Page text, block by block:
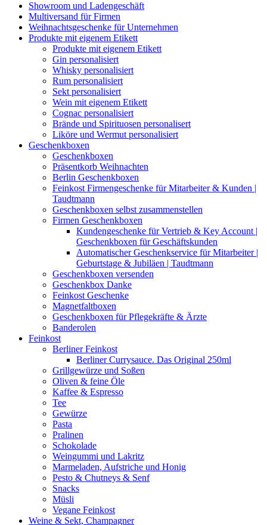
Showroom und Ladengeschäft
Multiversand für Firmen
Weihnachtsgeschenke für Unternehmen
Produkte mit eigenem Etikett
Produkte mit eigenem Etikett
Gin personalisiert
Whisky personalisiert
Rum personalisiert
Sekt personalisiert
Wein mit eigenem Etikett
Cognac personalisiert
Brände und Spirituosen personalisert
Liköre und Wermut personalisiert
Geschenkboxen
Geschenkboxen
Präsentkorb Weihnachten
Berlin Geschenkboxen
Feinkost Firmengeschenke für Mitarbeiter & Kunden |
Taudtmann
Geschenkboxen selbst zusammenstellen
Firmen Geschenkboxen
Kundengeschenke für Vertrieb & Key Account |
Geschenkboxen für Geschäftskunden
Automatischer Geschenkservice für Mitarbeiter |
Geburtstage & Jubiläen | Taudtmann
Geschenkboxen versenden
Geschenkbox Danke
Feinkost Geschenke
Magnetfaltboxen
Geschenkboxen für Pflegekräfte & Ärzte
Banderolen
Feinkost
Berliner Feinkost
Berliner Currysauce. Das Original 250ml
Grillgewürze und Soßen
Oliven & feine Öle
Kaffee & Espresso
Tee
Gewürze
Pasta
Pralinen
Schokolade
Weingummi und Lakritz
Marmeladen, Aufstriche und Honig
Pesto & Chutneys & Senf
Snacks
Müsli
Vegane Feinkost
Weine & Sekt, Champagner